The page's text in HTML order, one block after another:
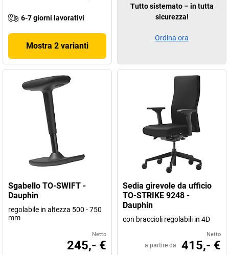
6-7 giorni lavorativi
Mostra 2 varianti
Sgabello TO-SWIFT -
Dauphin
regolabile in altezza 500 - 750
mm
Netto
245,- €
Sedia girevole da ufficio
TO-STRIKE 9248 -
Dauphin
con braccioli regolabili in 4D
Netto
a partire da 415,- €
Tutto sistemato – in tutta
sicurezza!
Ordina ora